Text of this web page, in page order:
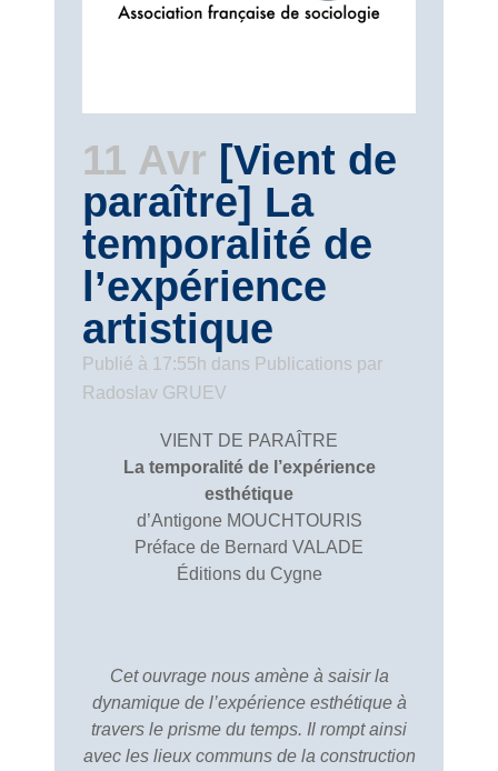
11 Avr [Vient de
paraître] La
temporalité de
l’expérience
artistique
Publié à 17:55h dans Publications par
Radoslav GRUEV
VIENT DE PARAÎTRE
La temporalité de l’expérience
esthétique
d’Antigone MOUCHTOURIS
Préface de Bernard VALADE
Éditions du Cygne
Cet ouvrage nous amène à saisir la
dynamique de l’expérience esthétique à
travers le prisme du temps. Il rompt ainsi
avec les lieux communs de la construction